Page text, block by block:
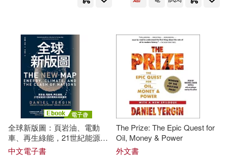
適合手機平板閱讀(1)
其他 (可複選)
現在可購買商品(7)
全球新版圖：頁岩油、電動
車、再生綠能，21世紀能源大
國的戰略布局與衝突 (電子書)
中文電子書
The Prize: The Epic Quest for
Oil, Money & Power
外文書